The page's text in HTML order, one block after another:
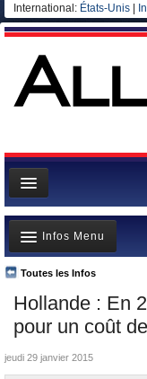
International: États-Unis
Page d'accueil
Infos
Gouvernement
Ministères/Directions
Blog
Elections européennes
Hollande : En
pour un coût
Toutes les Infos
Infos Menu
A la Une
Polémiques
Où va l’argent?
La France et le Monde
jeudi 29 janvier 2015